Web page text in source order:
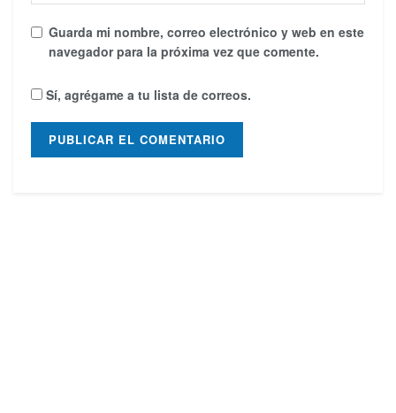
Guarda mi nombre, correo electrónico y web en este
navegador para la próxima vez que comente.
Sí, agrégame a tu lista de correos.